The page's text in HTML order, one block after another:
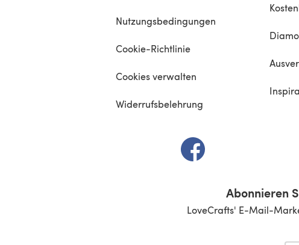
Nutzungsbedingungen
Cookie-Richtlinie
Cookies verwalten
Widerrufsbelehrung
(öffnet sich in einem
Abonnieren
LoveCrafts' E-Mail-